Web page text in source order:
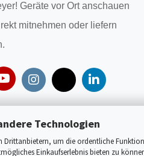
Technologien
um die ordentliche
Einkaufserlebnis bieten zu
Geräte vor Ort anschauen
mitnehmen oder liefern